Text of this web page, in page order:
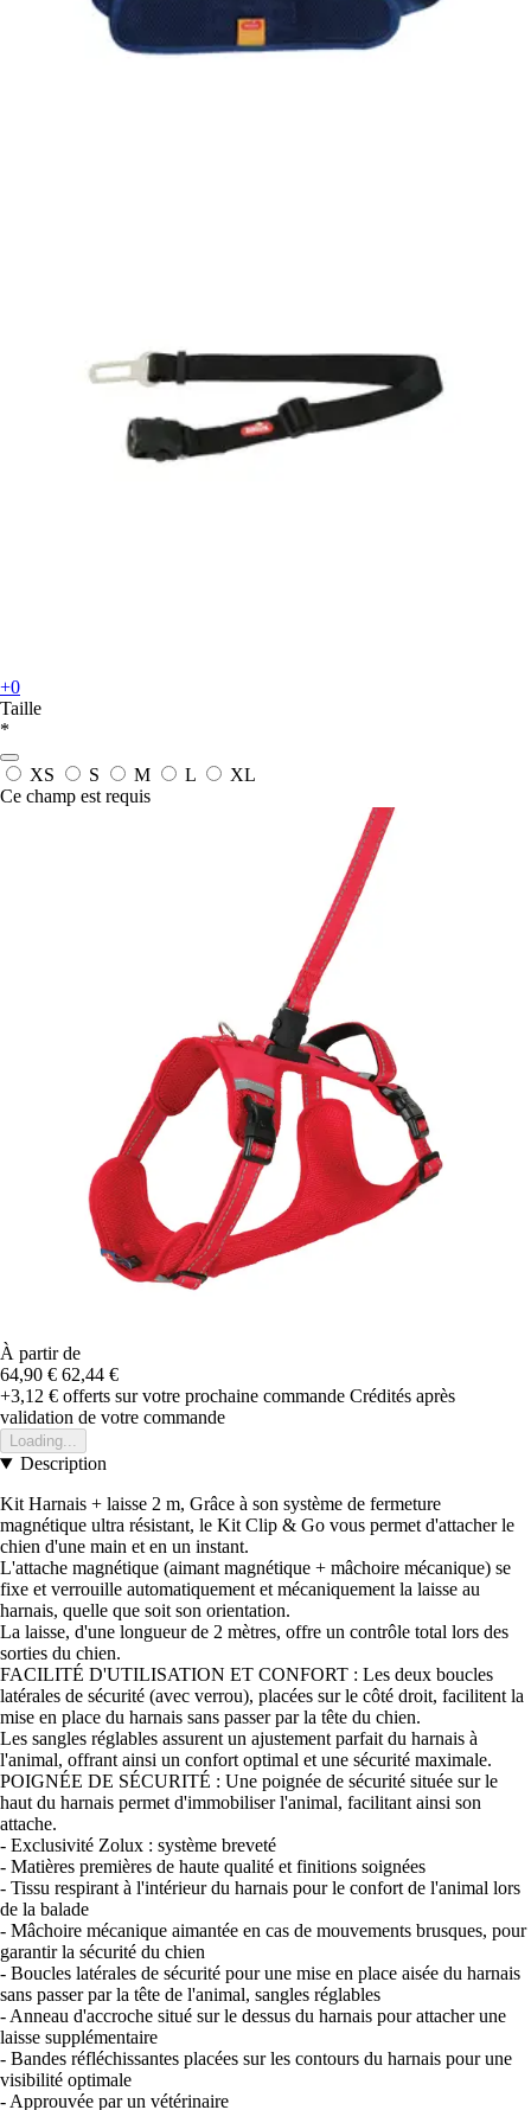
+0
Taille
*
XS S M L
XL
Ce champ est requis
À partir de
64,90 € 62,44 €
+3,12 € offerts sur votre prochaine commande Crédités après
validation de votre commande
Loading...
Description
Kit Harnais + laisse 2 m, Grâce à son système de fermeture
magnétique ultra résistant, le Kit Clip & Go vous permet d'attacher le
chien d'une main et en un instant.
L'attache magnétique (aimant magnétique + mâchoire mécanique) se
fixe et verrouille automatiquement et mécaniquement la laisse au
harnais, quelle que soit son orientation.
La laisse, d'une longueur de 2 mètres, offre un contrôle total lors des
sorties du chien.
FACILITÉ D'UTILISATION ET CONFORT : Les deux boucles
latérales de sécurité (avec verrou), placées sur le côté droit, facilitent la
mise en place du harnais sans passer par la tête du chien.
Les sangles réglables assurent un ajustement parfait du harnais à
l'animal, offrant ainsi un confort optimal et une sécurité maximale.
POIGNÉE DE SÉCURITÉ : Une poignée de sécurité située sur le
haut du harnais permet d'immobiliser l'animal, facilitant ainsi son
attache.
- Exclusivité Zolux : système breveté
- Matières premières de haute qualité et finitions soignées
- Tissu respirant à l'intérieur du harnais pour le confort de l'animal lors
de la balade
- Mâchoire mécanique aimantée en cas de mouvements brusques, pour
garantir la sécurité du chien
- Boucles latérales de sécurité pour une mise en place aisée du harnais
sans passer par la tête de l'animal, sangles réglables
- Anneau d'accroche situé sur le dessus du harnais pour attacher une
laisse supplémentaire
- Bandes réfléchissantes placées sur les contours du harnais pour une
visibilité optimale
- Approuvée par un vétérinaire